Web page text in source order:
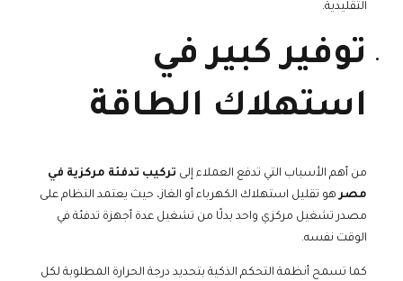
التقليدية.
توفير كبير في
استهلاك الطاقة
من أهم الأسباب التي تدفع العملاء إلى تركيب تدفئة مركزية في
مصرهو تقليل استهلاك الكهرباء أو الغاز، حيث يعتمد النظام على
مصدر تشغيل مركزي واحد بدلًا من تشغيل عدة أجهزة تدفئة في
الوقت نفسه.
كما تسمح أنظمة التحكم الذكية بتحديد درجة الحرارة المطلوبة لكل